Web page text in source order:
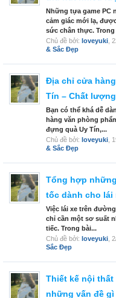
Những tựa game PC
cảm giác mới lạ,
sức chân thực. Trong
Chủ đề bởi: loveyuki
& Sắc Đẹp
Địa chỉ cửa
Tín – Chất
Bạn có thể khá dễ
hàng văn phòng
đựng quà Uy Tín,...
Chủ đề bởi: loveyuki
& Sắc Đẹp
Tổng hợp
tốc dành cho lái
Việc lái xe trên
chỉ cần một sơ suất
tiếc. Trong bài...
Chủ đề bởi: loveyuki
Sắc Đẹp
Thiết kế nội
những vấn đề gì